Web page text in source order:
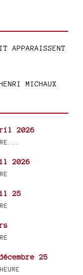
APPARAISSENT
MICHAUX
2026
2026
25
25